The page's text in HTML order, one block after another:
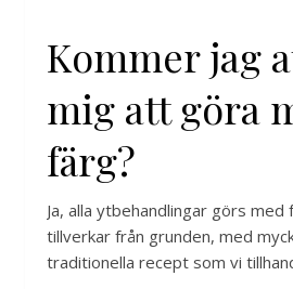
Kommer jag
mig att göra
färg?
Ja, alla ytbehandlingar görs
tillverkar från grunden, med
traditionella recept som vi